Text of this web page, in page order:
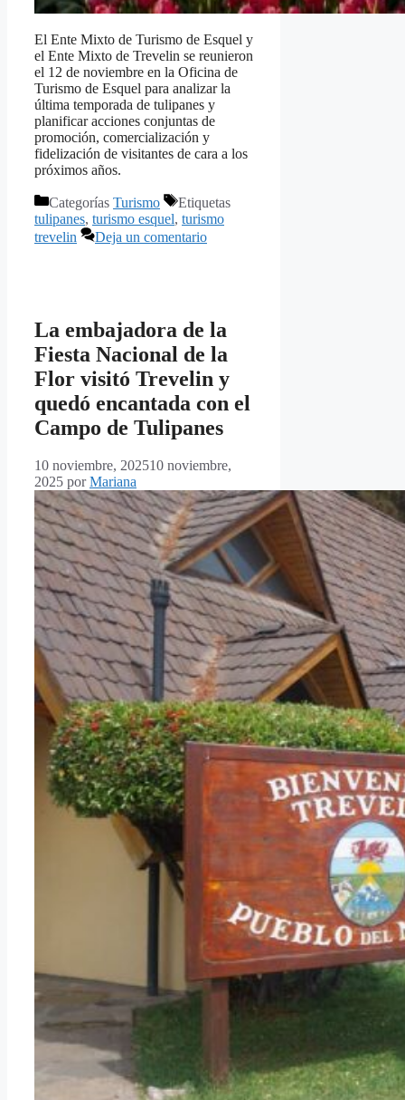
El Ente Mixto de Turismo de Esquel y
el Ente Mixto de Trevelin se reunieron
el 12 de noviembre en la Oficina de
Turismo de Esquel para analizar la
última temporada de tulipanes y
planificar acciones conjuntas de
promoción, comercialización y
fidelización de visitantes de cara a los
próximos años.
Categorías Turismo
Etiquetas
tulipanes, turismo esquel, turismo
trevelin
Deja un comentario
La embajadora de la
Fiesta Nacional de la
Flor visitó Trevelin y
quedó encantada con el
Campo de Tulipanes
10 noviembre, 202510 noviembre,
2025 porMariana